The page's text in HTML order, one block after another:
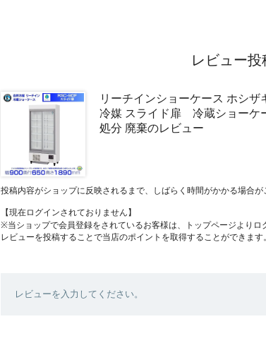
レビュー投
リーチインショーケース ホシ
冷媒 スライド扉 冷蔵ショーケ
処分 廃棄のレビュー
投稿内容がショップに反映されるまで、しばらく時間がかかる場合が
【現在ログインされておりません】
※当ショップで会員登録をされているお客様は、トップページよりロ
レビューを投稿することで当店のポイントを取得することができます。
レビューを入力してください。